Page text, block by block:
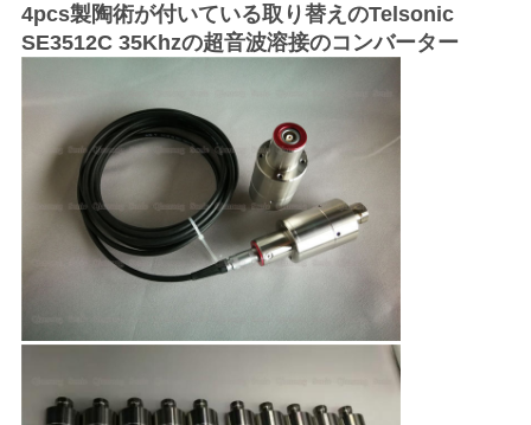
4pcs製陶術が付いている取り替えのTelsonic
SE3512C 35Khzの超音波溶接のコンバーター